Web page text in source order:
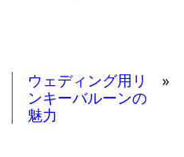
ウェディング用リ
ンキーバルーンの
魅力
»